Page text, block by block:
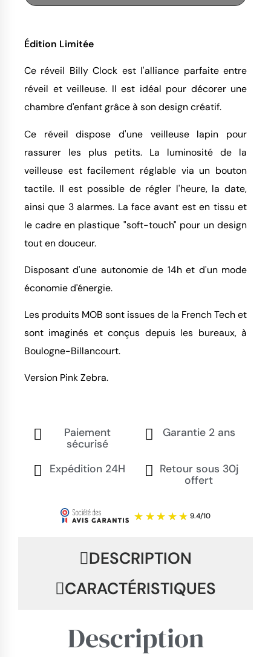
Édition Limitée
Ce réveil Billy Clock est l'alliance parfaite entre
réveil et veilleuse. Il est idéal pour décorer une
chambre d'enfant grâce à son design créatif.
Ce réveil dispose d'une veilleuse lapin pour
rassurer les plus petits. La luminosité de la
veilleuse est facilement réglable via un bouton
tactile. Il est possible de régler l'heure, la date,
ainsi que 3 alarmes. La face avant est en tissu et
le cadre en plastique "soft-touch" pour un design
tout en douceur.
Disposant d'une autonomie de 14h et d'un mode
économie d'énergie.
Les produits MOB sont issues de la French Tech et
sont imaginés et conçus depuis les bureaux, à
Boulogne-Billancourt.
Version Pink Zebra.
Paiement
sécurisé
Garantie 2 ans
Expédition 24H
Retour sous 30j
offert
DESCRIPTION
CARACTÉRISTIQUES
Description